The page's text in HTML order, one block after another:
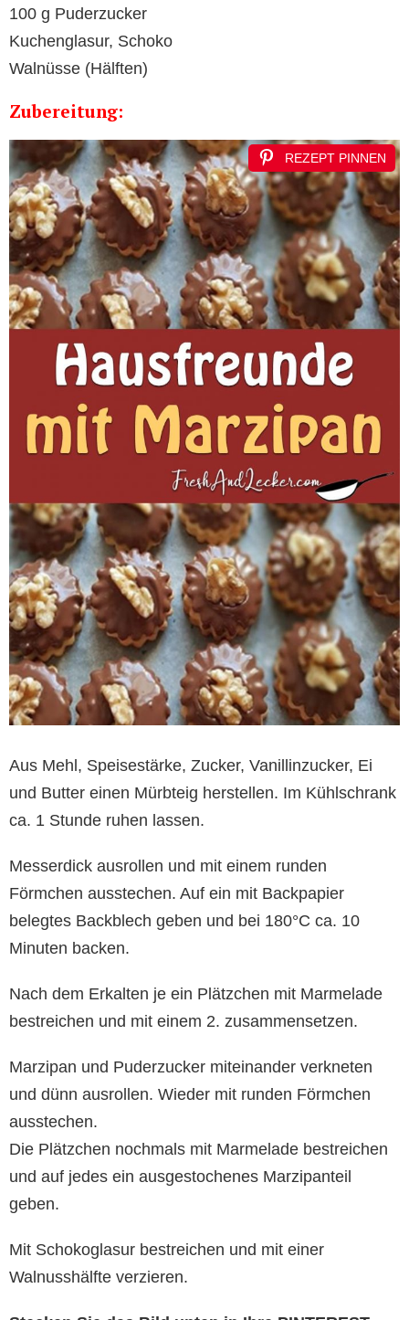
100 g Puderzucker
Kuchenglasur, Schoko
Walnüsse (Hälften)
Zubereitung:
REZEPT PINNEN
Aus Mehl, Speisestärke, Zucker, Vanillinzucker, Ei
und Butter einen Mürbteig herstellen. Im Kühlschrank
ca. 1 Stunde ruhen lassen.
Messerdick ausrollen und mit einem runden
Förmchen ausstechen. Auf ein mit Backpapier
belegtes Backblech geben und bei 180°C ca. 10
Minuten backen.
Nach dem Erkalten je ein Plätzchen mit Marmelade
bestreichen und mit einem 2. zusammensetzen.
Marzipan und Puderzucker miteinander verkneten
und dünn ausrollen. Wieder mit runden Förmchen
ausstechen.
Die Plätzchen nochmals mit Marmelade bestreichen
und auf jedes ein ausgestochenes Marzipanteil
geben.
Mit Schokoglasur bestreichen und mit einer
Walnusshälfte verzieren.